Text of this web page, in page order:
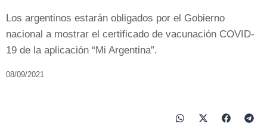
Los argentinos estarán obligados por el Gobierno
nacional a mostrar el certificado de vacunación COVID-
19 de la aplicación “Mi Argentina”.
08/09/2021